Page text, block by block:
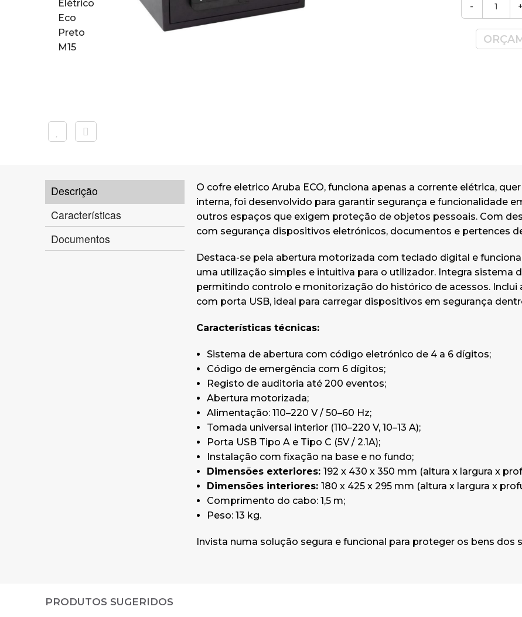
- +
Descrição
Características
Documentos
O cofre eletrico Aruba ECO, funciona apenas a corrente elétrica,
interna, foi desenvolvido para garantir segurança e funcionalidade
outros espaços que exigem proteção de objetos pessoais. Com
com segurança dispositivos eletrónicos, documentos e pertences
Destaca-se pela abertura motorizada com teclado digital e
uma utilização simples e intuitiva para o utilizador. Integra sistema
permitindo controlo e monitorização do histórico de acessos. Inclui
com porta USB, ideal para carregar dispositivos em segurança
Características técnicas:
Sistema de abertura com código eletrónico de 4 a 6 dígitos;
Código de emergência com 6 dígitos;
Registo de auditoria até 200 eventos;
Abertura motorizada;
Alimentação: 110–220 V / 50–60 Hz;
Tomada universal interior (110–220 V, 10–13 A);
Porta USB Tipo A e Tipo C (5V / 2.1A);
Instalação com fixação na base e no fundo;
Dimensões exteriores: 192 x 430 x 350 mm (altura x largura x
Dimensões interiores: 180 x 425 x 295 mm (altura x largura x
Comprimento do cabo: 1,5 m;
Peso: 13 kg.
Invista numa solução segura e funcional para proteger os bens
PRODUTOS SUGERIDOS